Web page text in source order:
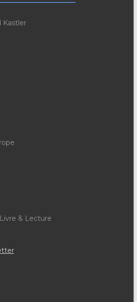
Kastler
& Lecture